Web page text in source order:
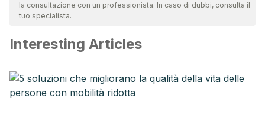
validità. La bibliografia di questo articolo è stata considerata
David Grotto.Lo mejor que puedes comer (Colección Vital):
De la A a la Z, la guía nutricional definitiva para llenarte de
energía, de salud.Penguin Random House Grupo Editorial
México, 2014.
la consultazione con un professionista. In caso di dubbi, consulta il
tuo specialista.
Interesting Articles